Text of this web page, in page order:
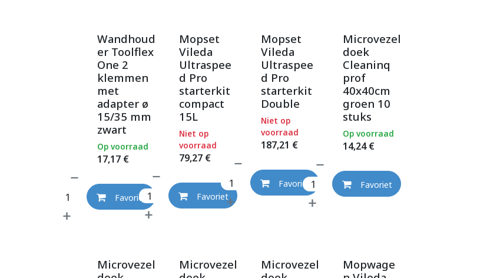
Wandhoud
er Toolflex
One 2
klemmen
met
adapter ø
15/35 mm
zwart
17,17 €
Op voorraad
Favoriet
Mopset
Vileda
Ultraspee
d Pro
starterkit
compact
15L
79,27€
Niet op
voorraad
Favoriet
Mopset
Vileda
Ultraspee
d Pro
starterkit
Double
187,21 €
Niet op
voorraad
Favoriet
Microvezel
doek
Cleaninq
prof
40x40cm
groen 10
stuks
14,24€
Op voorraad
Favoriet
Microvezel
Microvezel
Microvezel
Mopwage